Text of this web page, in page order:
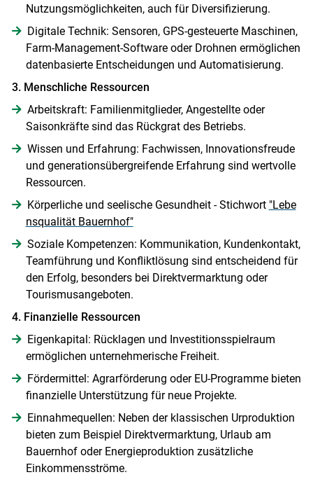
Nutzungsmöglichkeiten, auch für Diversifizierung.
Digitale Technik: Sensoren, GPS-gesteuerte Maschinen,
Farm-Management-Software oder Drohnen ermöglichen
datenbasierte Entscheidungen und Automatisierung.
3. Menschliche Ressourcen
Arbeitskraft: Familienmitglieder, Angestellte oder
Saisonkräfte sind das Rückgrat des Betriebs.
Wissen und Erfahrung: Fachwissen, Innovationsfreude
und generationsübergreifende Erfahrung sind wertvolle
Ressourcen.
Körperliche und seelische Gesundheit - Stichwort "Lebe
nsqualität Bauernhof"
Soziale Kompetenzen: Kommunikation, Kundenkontakt,
Teamführung und Konfliktlösung sind entscheidend für
den Erfolg, besonders bei Direktvermarktung oder
Tourismusangeboten.
4. Finanzielle Ressourcen
Eigenkapital: Rücklagen und Investitionsspielraum
ermöglichen unternehmerische Freiheit.
Fördermittel: Agrarförderung oder EU-Programme bieten
finanzielle Unterstützung für neue Projekte.
Einnahmequellen: Neben der klassischen Urproduktion
bieten zum Beispiel Direktvermarktung, Urlaub am
Bauernhof oder Energieproduktion zusätzliche
Einkommensströme.